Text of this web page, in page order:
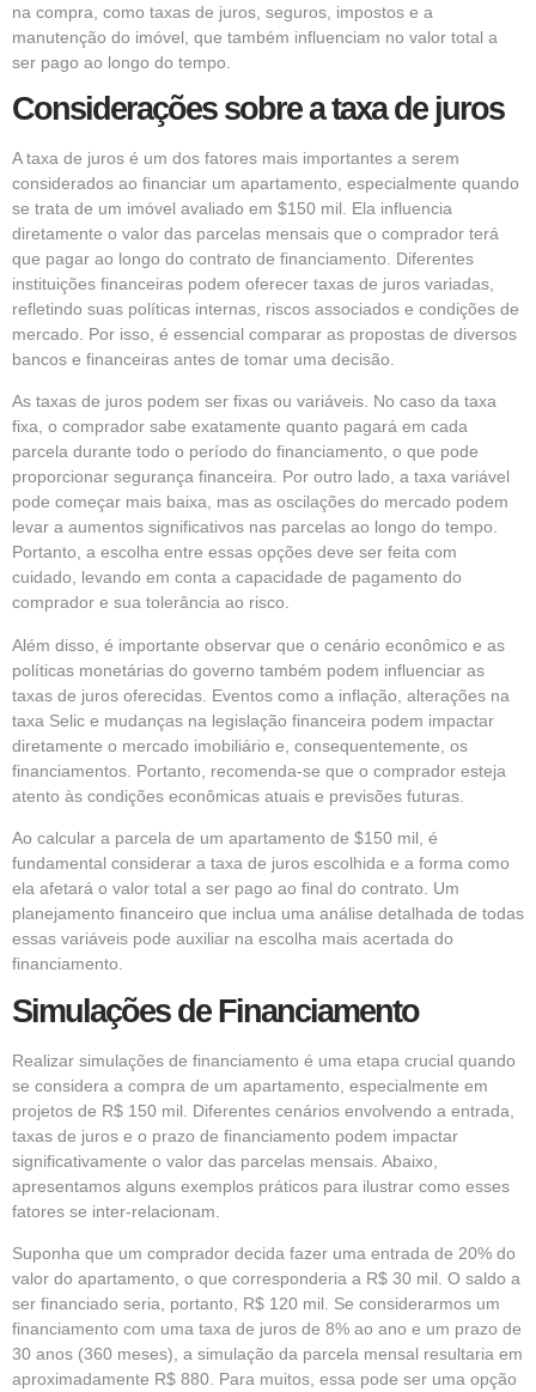
na compra, como taxas de juros, seguros, impostos e a
manutenção do imóvel, que também influenciam no valor total a
ser pago ao longo do tempo.
Considerações sobre a taxa de juros
A taxa de juros é um dos fatores mais importantes a serem
considerados ao financiar um apartamento, especialmente quando
se trata de um imóvel avaliado em $150 mil. Ela influencia
diretamente o valor das parcelas mensais que o comprador terá
que pagar ao longo do contrato de financiamento. Diferentes
instituições financeiras podem oferecer taxas de juros variadas,
refletindo suas políticas internas, riscos associados e condições de
mercado. Por isso, é essencial comparar as propostas de diversos
bancos e financeiras antes de tomar uma decisão.
As taxas de juros podem ser fixas ou variáveis. No caso da taxa
fixa, o comprador sabe exatamente quanto pagará em cada
parcela durante todo o período do financiamento, o que pode
proporcionar segurança financeira. Por outro lado, a taxa variável
pode começar mais baixa, mas as oscilações do mercado podem
levar a aumentos significativos nas parcelas ao longo do tempo.
Portanto, a escolha entre essas opções deve ser feita com
cuidado, levando em conta a capacidade de pagamento do
comprador e sua tolerância ao risco.
Além disso, é importante observar que o cenário econômico e as
políticas monetárias do governo também podem influenciar as
taxas de juros oferecidas. Eventos como a inflação, alterações na
taxa Selic e mudanças na legislação financeira podem impactar
diretamente o mercado imobiliário e, consequentemente, os
financiamentos. Portanto, recomenda-se que o comprador esteja
atento às condições econômicas atuais e previsões futuras.
Ao calcular a parcela de um apartamento de $150 mil, é
fundamental considerar a taxa de juros escolhida e a forma como
ela afetará o valor total a ser pago ao final do contrato. Um
planejamento financeiro que inclua uma análise detalhada de todas
essas variáveis pode auxiliar na escolha mais acertada do
financiamento.
Simulações de Financiamento
Realizar simulações de financiamento é uma etapa crucial quando
se considera a compra de um apartamento, especialmente em
projetos de R$ 150 mil. Diferentes cenários envolvendo a entrada,
taxas de juros e o prazo de financiamento podem impactar
significativamente o valor das parcelas mensais. Abaixo,
apresentamos alguns exemplos práticos para ilustrar como esses
fatores se inter-relacionam.
Suponha que um comprador decida fazer uma entrada de 20% do
valor do apartamento, o que corresponderia a R$ 30 mil. O saldo a
ser financiado seria, portanto, R$ 120 mil. Se considerarmos um
financiamento com uma taxa de juros de 8% ao ano e um prazo de
30 anos (360 meses), a simulação da parcela mensal resultaria em
aproximadamente R$ 880. Para muitos, essa pode ser uma opção